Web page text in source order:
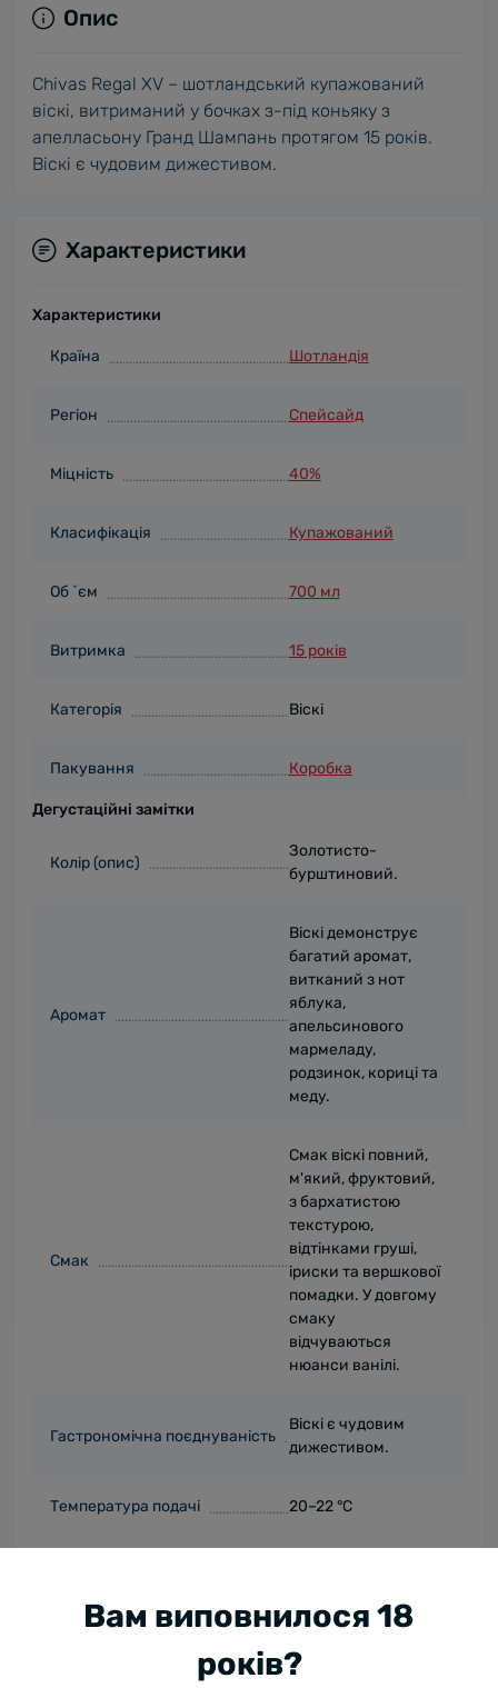
Опис
Chivas Regal XV – шотландський купажований
віскі, витриманий у бочках з-під коньяку з
апелласьону Гранд Шампань протягом 15 років.
Віскі є чудовим дижестивом.
Характеристики
Характеристики
Країна Шотландія
Регіон Спейсайд
Міцність 40%
Класифікація Купажований
Об `єм 700 мл
Витримка 15 років
Категорія Віскі
Пакування Коробка
Дегустаційні замітки
Колір (опис)
Золотисто-
бурштиновий.
Аромат
Віскі демонструє
багатий аромат,
витканий з нот
яблука,
апельсинового
мармеладу,
родзинок, кориці та
меду.
Смак
Смак віскі повний,
м'який, фруктовий,
з бархатистою
текстурою,
відтінками груші,
іриски та вершкової
помадки. У довгому
смаку
відчуваються
нюанси ванілі.
Гастрономічна поєднуваність
Віскі є чудовим
дижестивом.
Температура подачі 20–22 °С
Відгуки
Відгуків про цей товар ще не було.
Вам виповнилося 18
років?